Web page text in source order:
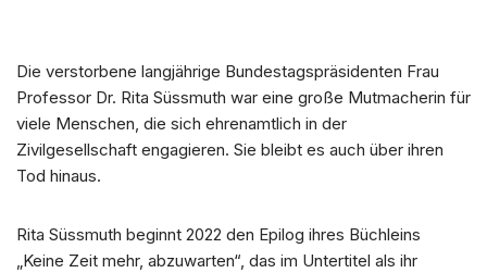
Die verstorbene langjährige Bundestagspräsidenten Frau
Professor Dr. Rita Süssmuth war eine große Mutmacherin für
viele Menschen, die sich ehrenamtlich in der
Zivilgesellschaft engagieren. Sie bleibt es auch über ihren
Tod hinaus.
Rita Süssmuth beginnt 2022 den Epilog ihres Büchleins
„Keine Zeit mehr, abzuwarten“, das im Untertitel als ihr